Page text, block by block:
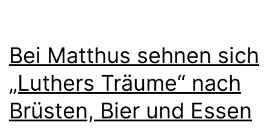
Bei Matthus sehnen sich
„Luthers Träume“ nach
Brüsten, Bier und Essen